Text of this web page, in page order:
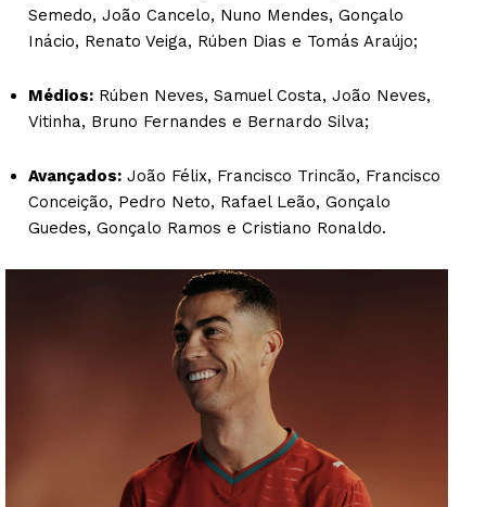
Semedo, João Cancelo, Nuno Mendes, Gonçalo
Inácio, Renato Veiga, Rúben Dias e Tomás Araújo;
Médios: Rúben Neves, Samuel Costa, João Neves,
Vitinha, Bruno Fernandes e Bernardo Silva;
Avançados: João Félix, Francisco Trincão, Francisco
Conceição, Pedro Neto, Rafael Leão, Gonçalo
Guedes, Gonçalo Ramos e Cristiano Ronaldo.